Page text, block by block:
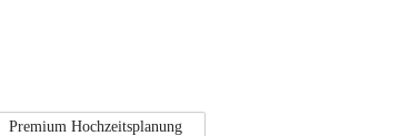
Premium Hochzeitsplanung